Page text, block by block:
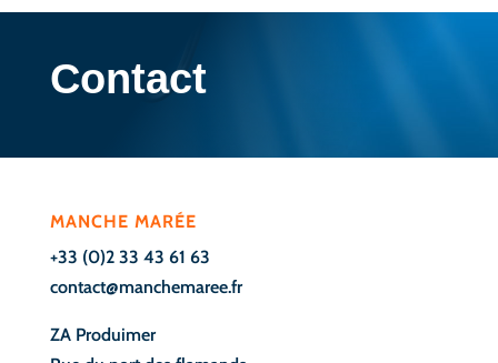
Contact
MANCHE MARÉE
+33 (0)2 33 43 61 63
contact@manchemaree.fr
ZA Produimer